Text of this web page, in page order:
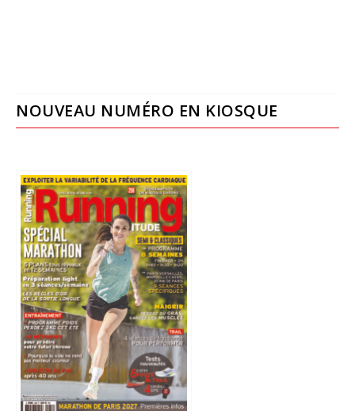
NOUVEAU NUMÉRO EN KIOSQUE